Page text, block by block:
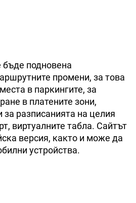
подновена
промени, за това
в паркингите, за
в платените зони,
за разписанията на целия
виртуалните табла. Сайтът
версия, както и може да
устройства.